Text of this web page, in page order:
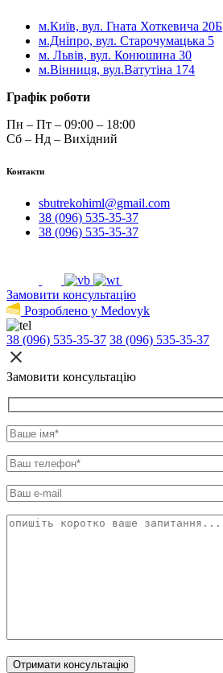
м.Київ, вул. Гната Хоткевича 20Б
м.Дніпро, вул. Старочумацька 5
м. Львів, вул. Конюшина 30
м.Вінниця, вул.Ватутіна 174
Графік роботи
Пн – Пт – 09:00 – 18:00
Сб – Нд – Вихідний
Контакти
sbutrekohiml@gmail.com
38 (096) 535-35-37
38 (096) 535-35-37
Замовити консультацію
Розроблено у Medovyk
38 (096) 535-35-37 38 (096) 535-35-37
Замовити консультацію